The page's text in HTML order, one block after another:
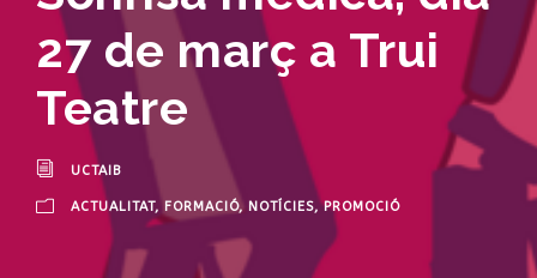
27 de març a Trui
Teatre
UCTAIB
ACTUALITAT, FORMACIÓ, NOTÍCIES, PROMOCIÓ